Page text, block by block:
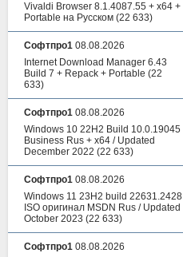
Vivaldi Browser 8.1.4087.55 + x64 +
Portable на Русском (22 633)
Софтпро1 08.08.2026
Internet Download Manager 6.43
Build 7 + Repack + Portable (22
633)
Софтпро1 08.08.2026
Windows 10 22H2 Build 10.0.19045
Business Rus + x64 / Updated
December 2022 (22 633)
Софтпро1 08.08.2026
Windows 11 23H2 build 22631.2428
ISO оригинал MSDN Rus / Updated
October 2023 (22 633)
Софтпро1 08.08.2026